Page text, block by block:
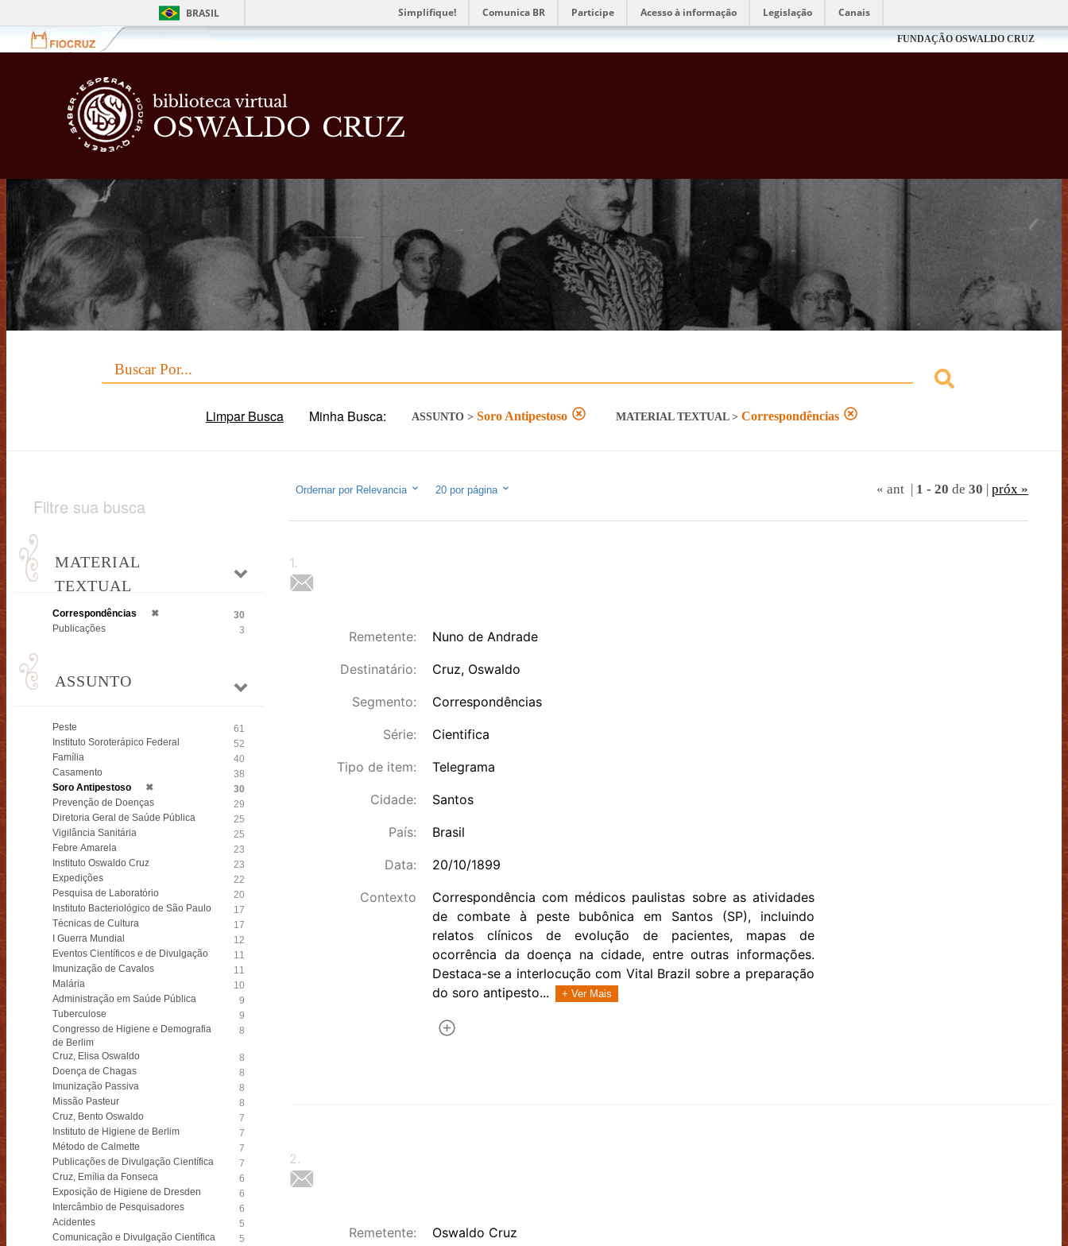
BRASIL Simplifique! Comunica BR Participe Acesso à informação Legislação Canais
FUNDAÇÃO OSWALDO CRUZ
Limpar Busca Minha Busca: ASSUNTO> Soro Antipestoso MATERIAL TEXTUAL> Correspondências
Filtre sua busca
MATERIAL
TEXTUAL
Correspondências ✖
30
Publicações
3
ASSUNTO
Peste
61
Instituto Soroterápico Federal
52
Família
40
Casamento
38
Soro Antipestoso
✖
30
Prevenção de Doenças
29
Diretoria Geral de Saúde Pública
25
Vigilância Sanitária
25
Febre Amarela
23
Instituto Oswaldo Cruz
23
Expedições
22
Pesquisa de Laboratório
20
Instituto Bacteriológico de São Paulo
17
Técnicas de Cultura
17
I Guerra Mundial
12
Eventos Científicos e de Divulgação
11
Imunização de Cavalos
11
Malária
10
Administração em Saúde Pública
9
Tuberculose
9
Congresso de Higiene e Demografia
de Berlim
8
Cruz, Elisa Oswaldo
8
Doença de Chagas
8
Imunização Passiva
8
Missão Pasteur
8
Cruz, Bento Oswaldo
7
Instituto de Higiene de Berlim
7
Método de Calmette
7
Publicações de Divulgação Científica
7
Cruz, Emília da Fonseca
6
Exposição de Higiene de Dresden
6
Intercâmbio de Pesquisadores
6
Acidentes
5
Comunicação e Divulgação Científica
5
Ordernar por Relevancia 20por página « ant 1 - 20 de 30 próx »
1.
Remetente: Nuno de Andrade
Destinatário: Cruz, Oswaldo
Segmento: Correspondências
Série: Cientifica
Tipo de item: Telegrama
Cidade: Santos
País: Brasil
Data: 20/10/1899
Contexto
Correspondência com médicos paulistas sobre as atividades
de combate à peste bubônica em Santos (SP), incluindo
relatos clínicos de evolução de pacientes, mapas de
ocorrência da doença na cidade, entre outras informações.
Destaca-se a interlocução com Vital Brazil sobre a preparação
do soro antipesto...
+ Ver Mais
2.
Remetente: Oswaldo Cruz